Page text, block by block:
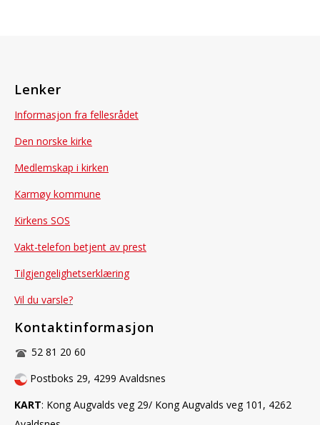
Lenker
Informasjon fra fellesrådet
Den norske kirke
Medlemskap i kirken
Karmøy kommune
Kirkens SOS
Vakt-telefon betjent av prest
Tilgjengelighetserklæring
Vil du varsle?
Kontaktinformasjon
52 81 20 60
Postboks 29, 4299 Avaldsnes
KART: Kong Augvalds veg 29/ Kong Augvalds veg 101, 4262